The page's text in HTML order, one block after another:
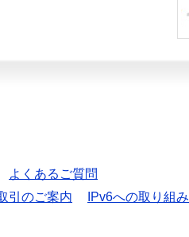
よくあるご質問
引のご案内
IPv6への取り組み